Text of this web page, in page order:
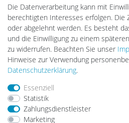
Lightech Connect
CardanLight Europe
FORTIMO LEDs
LED-RETROSHOP
MeinUSB
Barrierefreiheitserklärung
Die Datenverarbeitung kann mit
berechtigten Interesses erfolgen. Die
oder abgelehnt werden. Es besteht
und die Einwilligung zu einem
zu widerrufen. Beachten Sie unser
Hinweise zur Verwendung
Daten­schutz­erklärung.
Essenziell
Statistik
Zahlungsdienstleister
Marketing